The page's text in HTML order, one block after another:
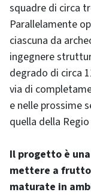
squadre di circa
Parallelamente
ciascuna da
ingegnere
degrado di circa
via di
e nelle prossime
quella della Regio
Il progetto è
mettere a
maturate in